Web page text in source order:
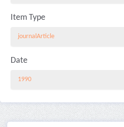
Item Type
journalArticle
Date
1990